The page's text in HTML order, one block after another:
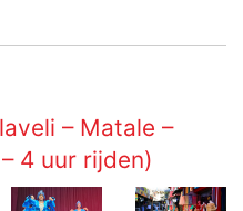
– Matale –
4 uur rijden)